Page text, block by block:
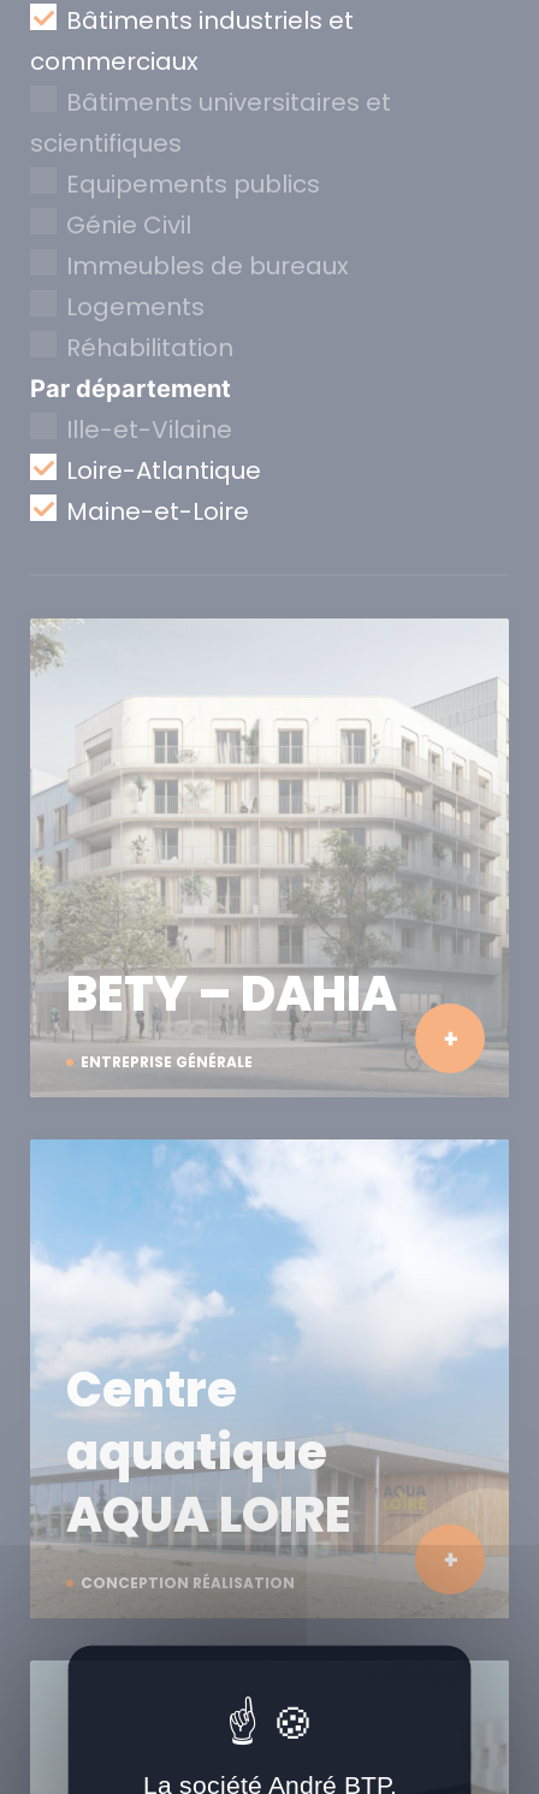
Bâtiments industriels et
commerciaux
Bâtiments universitaires et
scientifiques
Equipements publics
Génie Civil
Immeubles de bureaux
Logements
Réhabilitation
Par département
Ille-et-Vilaine
Loire-Atlantique
Maine-et-Loire
ENTREPRISE GÉNÉRALE
BETY – DAHIA
CONCEPTION RÉALISATION
Centre
aquatique
AQUA LOIRE
La société André BTP,